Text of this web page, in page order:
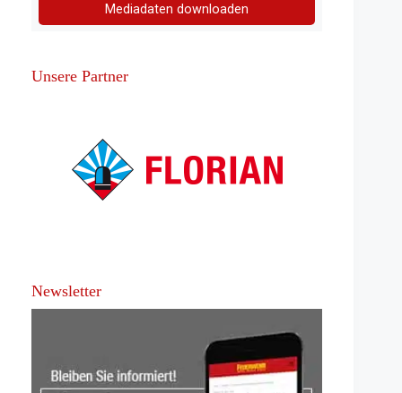
Mediadaten downloaden
Unsere Partner
Newsletter